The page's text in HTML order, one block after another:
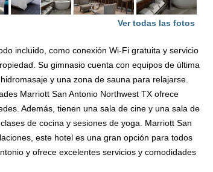
Ver todas las fotos
incluido, como conexión Wi-Fi gratuita y servicio
Su gimnasio cuenta con equipos de última
y una zona de sauna para relajarse.
Marriott San Antonio Northwest TX ofrece
Además, tienen una sala de cine y una sala de
de cocina y sesiones de yoga. Marriott San
este hotel es una gran opción para todos
y ofrece excelentes servicios y comodidades